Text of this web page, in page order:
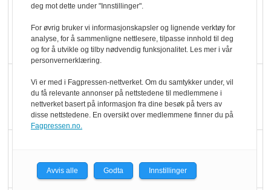
Kolonihagens norske
yoghurt: Trues av
melkemangel
Marit Kolby vant
Økologisk Norge sin
hederspris
økologisk i butikkhylla
deg mot dette under "Innstillinger".
For øvrig bruker vi informasjonskapsler og lignende verktøy for
analyse, for å sammenligne nettlesere, tilpasse innhold til deg
og for å utvikle og tilby nødvendig funksjonalitet. Les mer i vår
personvernerklæring.
Vi er med i Fagpressen-nettverket. Om du samtykker under, vil
du få relevante annonser på nettstedene til medlemmene i
nettverket basert på informasjon fra dine besøk på tvers av
disse nettstedene. En oversikt over medlemmene finner du på
Fagpressen.no.
Avvis alle Godta Innstillinger